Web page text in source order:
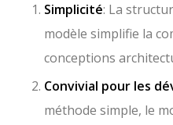
Simplicité: La
modèle simplifie la
conceptions
Convivial pour les
méthode simple, le